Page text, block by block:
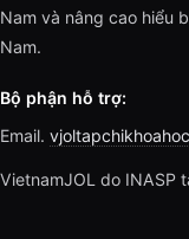
Nam và nâng cao hiểu
Nam.
Bộ phận hỗ trợ:
Email.
VietnamJOL do INASP